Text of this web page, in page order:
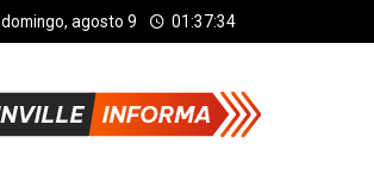
domingo, agosto 9 01:37:34